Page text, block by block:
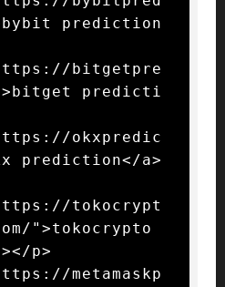
prediction
bitgetpre
predicti
okxpredic
prediction</a>
tokocrypt
">tokocrypto
p>
metamaskp